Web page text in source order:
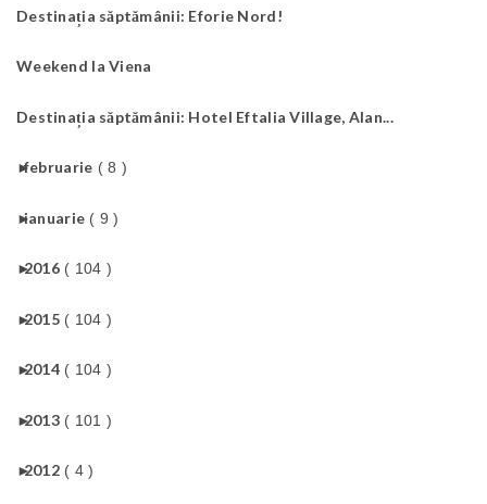
Destinația săptămânii: Eforie Nord!
Weekend la Viena
Destinația săptămânii: Hotel Eftalia Village, Alan...
►
februarie ( 8 )
►
ianuarie ( 9 )
►
2016 ( 104 )
►
2015 ( 104 )
►
2014 ( 104 )
►
2013 ( 101 )
►
2012 ( 4 )